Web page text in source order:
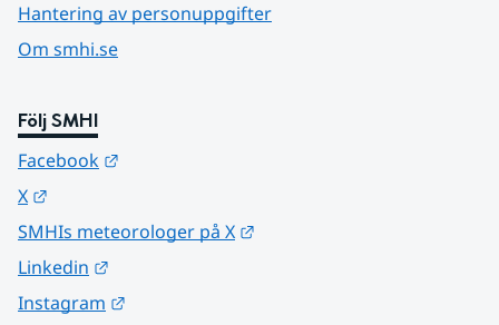
Hantering av personuppgifter
Om smhi.se
Följ SMHI
Facebook
X
SMHIs meteorologer på X
Linkedin
Instagram